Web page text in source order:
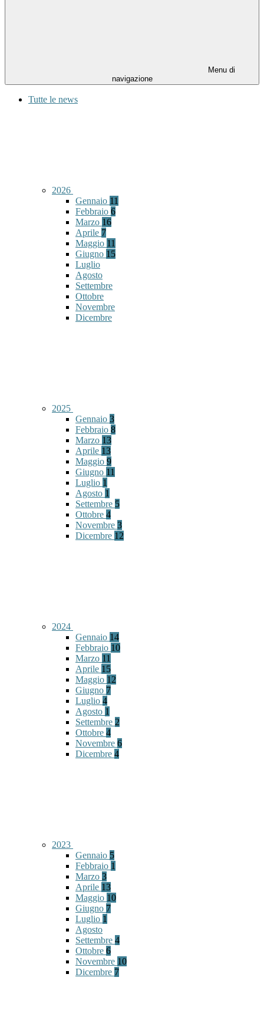
Menu di
navigazione
Tutte le news
2026
Gennaio 11
Febbraio 6
Marzo 16
Aprile 7
Maggio 11
Giugno 15
Luglio
Agosto
Settembre
Ottobre
Novembre
Dicembre
2025
Gennaio 3
Febbraio 8
Marzo 13
Aprile 13
Maggio 9
Giugno 11
Luglio 1
Agosto 1
Settembre 5
Ottobre 4
Novembre 3
Dicembre 12
2024
Gennaio 14
Febbraio 10
Marzo 11
Aprile 15
Maggio 12
Giugno 7
Luglio 4
Agosto 1
Settembre 2
Ottobre 4
Novembre 6
Dicembre 4
2023
Gennaio 5
Febbraio 1
Marzo 3
Aprile 13
Maggio 10
Giugno 7
Luglio 1
Agosto
Settembre 4
Ottobre 6
Novembre 10
Dicembre 7